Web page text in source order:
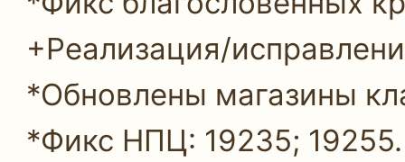
+Реализация/
*Обновлены магазины
*Фикс НПЦ: 19235; 19255.